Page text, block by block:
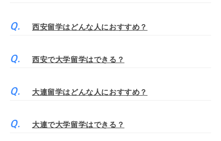
西安留学はどんな人におすすめ？
西安で大学留学はできる？
大連留学はどんな人におすすめ？
大連で大学留学はできる？